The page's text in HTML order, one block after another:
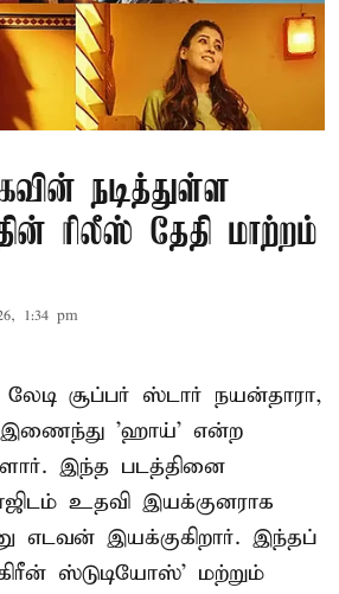
நடித்துள்ள
ரிலீஸ் தேதி மாற்றம்
1:34 pm
லேடி சூப்பர் ஸ்டார் நயன்தாரா,
இணைந்து 'ஹாய்' என்ற
இந்த படத்தினை
உதவி இயக்குனராக
எடவன் இயக்குகிறார். இந்தப்
ஸ்டுடியோஸ்' மற்றும்